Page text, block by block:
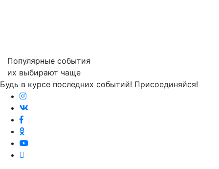
Популярные события
их выбирают чаще
Будь в курсе последних событий! Присоединяйся!